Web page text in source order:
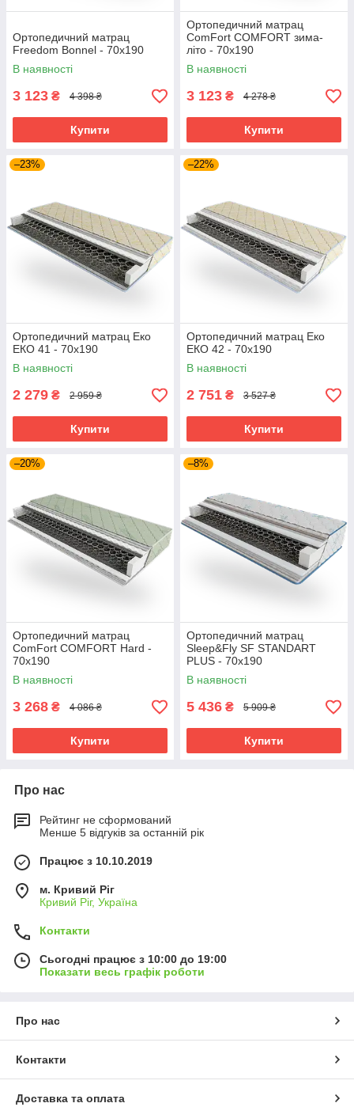
Ортопедичний матрац
Freedom Bonnel - 70х190
В наявності
3 123 ₴ 4 398 ₴
Купити
Ортопедичний матрац
ComFort COMFORT зима-
літо - 70х190
В наявності
3 123 ₴ 4 278 ₴
Купити
–23%
Ортопедичний матрац Еко
ЕКО 41 - 70х190
В наявності
2 279 ₴ 2 959 ₴
Купити
–22%
Ортопедичний матрац Еко
ЕКО 42 - 70х190
В наявності
2 751 ₴ 3 527 ₴
Купити
–20%
Ортопедичний матрац
ComFort COMFORT Hard -
70х190
В наявності
3 268 ₴ 4 086 ₴
Купити
–8%
Ортопедичний матрац
Sleep&Fly SF STANDART
PLUS - 70х190
В наявності
5 436 ₴ 5 909 ₴
Купити
Про нас
Рейтинг не сформований
Менше 5 відгуків за останній рік
Працює з 10.10.2019
м. Кривий Ріг
Кривий Ріг, Україна
Контакти
Сьогодні працює з 10:00 до 19:00
Показати весь графік роботи
Про нас
Контакти
Доставка та оплата